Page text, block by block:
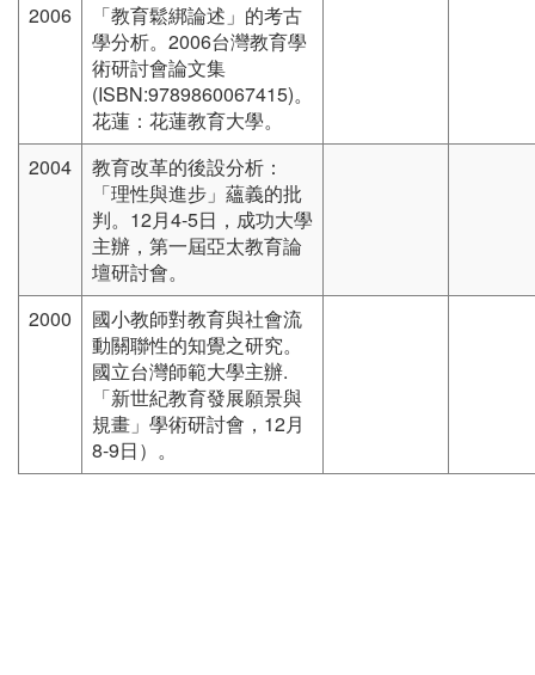
2006
「教育鬆綁論述」的考古
學分析。2006台灣教育學
術研討會論文集
(ISBN:9789860067415)。
花蓮：花蓮教育大學。
2004
教育改革的後設分析：
「理性與進步」蘊義的批
判。12月4-5日，成功大學
主辦，第一屆亞太教育論
壇研討會。
2000
國小教師對教育與社會流
動關聯性的知覺之研究。
國立台灣師範大學主辦.
「新世紀教育發展願景與
規畫」學術研討會，12月
8-9日）。